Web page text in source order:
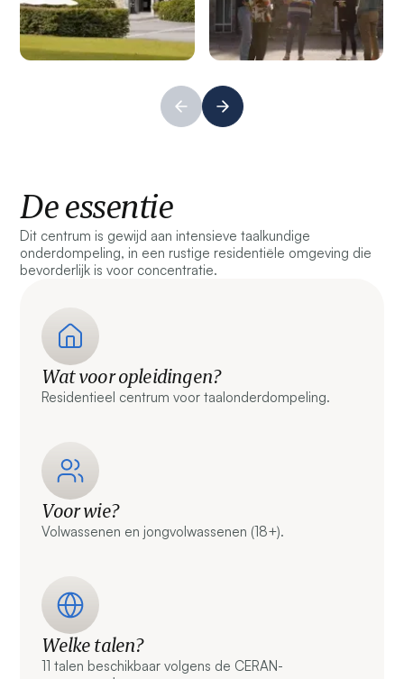
De essentie
Dit centrum is gewijd aan intensieve taalkundige
onderdompeling, in een rustige residentiële omgeving die
bevorderlijk is voor concentratie.
Wat voor opleidingen?
Residentieel centrum voor taalonderdompeling.
Voor wie?
Volwassenen en jongvolwassenen (18+).
Welke talen?
11 talen beschikbaar volgens de CERAN-